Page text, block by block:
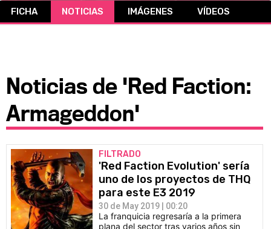
CÓMICS
FICHA NOTICIAS IMÁGENES VÍDEOS
Noticias de 'Red Faction:
Armageddon'
FILTRADO
'Red Faction Evolution' sería
uno de los proyectos de THQ
para este E3 2019
30 de May 2019 | 00:20
La franquicia regresaría a la primera
plana del sector tras varios años sin